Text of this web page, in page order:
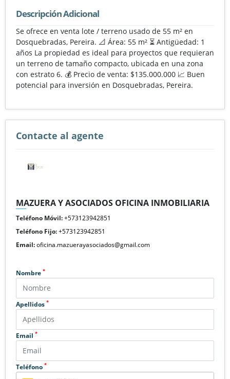
Descripción Adicional
Se ofrece en venta lote / terreno usado de 55 m² en
Dosquebradas, Pereira. 📐 Área: 55 m² ⏳ Antigüedad: 1
años La propiedad es ideal para proyectos que requieran
un terreno de tamaño compacto, ubicada en una zona
con estrato 6. 💰 Precio de venta: $135.000.000 📈 Buen
potencial para inversión en Dosquebradas, Pereira.
Contacte al agente
MAZUERA Y ASOCIADOS OFICINA INMOBILIARIA
Teléfono Móvil:+573123942851
Teléfono Fijo:+573123942851
Email:oficina.mazuerayasociados@gmail.com
Nombre *
Apellidos *
Email *
Teléfono *